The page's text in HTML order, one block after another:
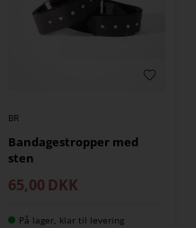
BR
Bandagestropper med
sten
65,00 DKK
På lager, klar til levering